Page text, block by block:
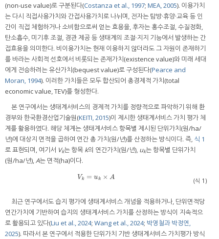
(non-use value)로 구분된다(Costanza et al., 1997; MEA, 2005). 이용가치
는 다시 직접사용가치와 간접사용가치로 나뉘며, 전자는 탐방·휴양·교육 등 인
간이 직접 체험하거나 소비함으로써 얻는 효용을, 후자는 홍수조절, 수질정화,
탄소흡수, 미기후 조절, 경관 제공 등 생태계의 조절·지지 기능에서 발생하는 간
접효용을 의미한다. 비이용가치는 현재 이용하지 않더라도 그 자원이 존재하기
를 바라는 사회적 선호에서 비롯되는 존재가치(existence value)와 미래 세대
에게 전승하려는 유산가치(bequest value)로 구성된다(Pearce and
Moran, 1994). 이러한 가치들은 모두 합산되어 총경제적 가치(total
economic value, TEV)를 형성한다.
본 연구에서는 생태계서비스의 경제적 가치를 정량적으로 파악하기 위해 환
경부와 한국환경산업기술원(KEITI, 2015)이 제시한 생태계서비스 가치 평가 체
계를 활용하였다. 해당 체계는 생태계서비스 항목별 제시된 단위가치(원/ha/
년)에 대상지 면적을 곱하여 연간 총 가치(원/년)를 산정하는 방식이다. 즉, 식 1
로 표현되며, 여기서 Vk는 항목 k의 연간가치(원/년), uk는 항목별 단위가치
(원/ha/년),A는 면적(ha)이다.
Vk = uk × A
Vk=uk ×A (식 1)
최근 연구에서도 습지 평가에 생태계서비스 개념을 적용하거나, 단위면적당
연간가치에 기반하여 습지의 생태계서비스 가치를 산정하는 방식이 지속적으
로 활용되고 있다(Liu et al., 2024; Wang et al., 2024; 박영철과 박정연,
2025). 따라서 본 연구에서 적용한 단위가치 기반 생태계서비스 가치평가 방식